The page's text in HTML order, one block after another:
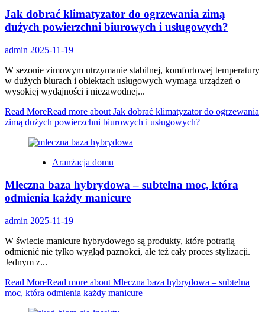
Jak dobrać klimatyzator do ogrzewania zimą
dużych powierzchni biurowych i usługowych?
admin 2025-11-19
W sezonie zimowym utrzymanie stabilnej, komfortowej temperatury
w dużych biurach i obiektach usługowych wymaga urządzeń o
wysokiej wydajności i niezawodnej...
Read MoreRead more about Jak dobrać klimatyzator do ogrzewania
zimą dużych powierzchni biurowych i usługowych?
Aranżacja domu
Mleczna baza hybrydowa – subtelna moc, która
odmienia każdy manicure
admin 2025-11-19
W świecie manicure hybrydowego są produkty, które potrafią
odmienić nie tylko wygląd paznokci, ale też cały proces stylizacji.
Jednym z...
Read MoreRead more about Mleczna baza hybrydowa – subtelna
moc, która odmienia każdy manicure